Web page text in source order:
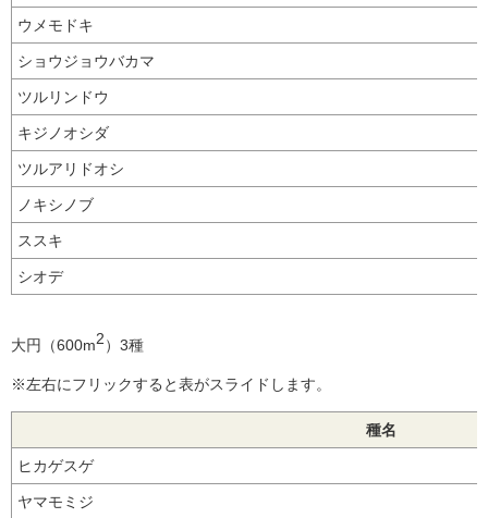
ウメモドキ
ショウジョウバカマ
ツルリンドウ
キジノオシダ
ツルアリドオシ
ノキシノブ
ススキ
シオデ
大円（600m2）3種
※左右にフリックすると表がスライドします。
種名
ヒカゲスゲ
ヤマモミジ